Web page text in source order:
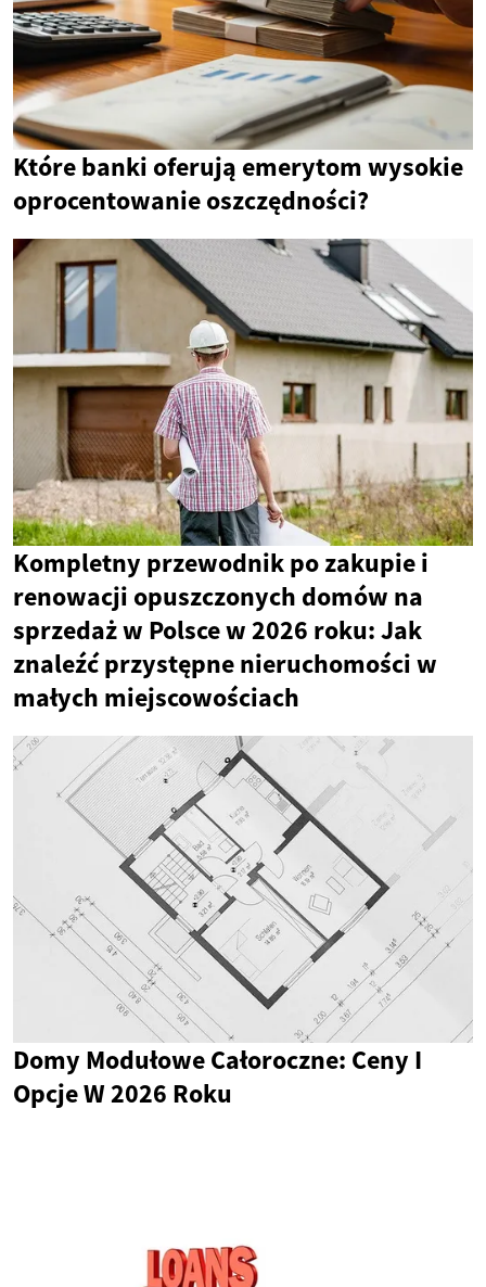
Które banki oferują emerytom wysokie
oprocentowanie oszczędności?
Kompletny przewodnik po zakupie i
renowacji opuszczonych domów na
sprzedaż w Polsce w 2026 roku: Jak
znaleźć przystępne nieruchomości w
małych miejscowościach
Domy Modułowe Całoroczne: Ceny I
Opcje W 2026 Roku